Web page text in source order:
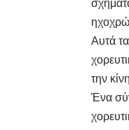
Αυτά
την
Ένα